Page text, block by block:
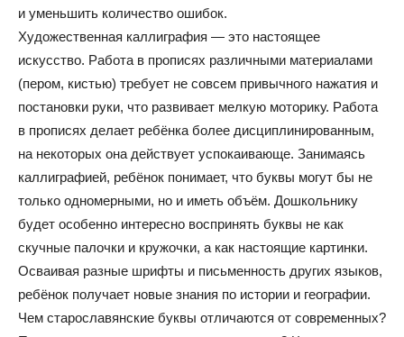
и уменьшить количество ошибок.
Художественная каллиграфия — это настоящее
искусство. Работа в прописях различными материалами
(пером, кистью) требует не совсем привычного нажатия и
постановки руки, что развивает мелкую моторику. Работа
в прописях делает ребёнка более дисциплинированным,
на некоторых она действует успокаивающе. Занимаясь
каллиграфией, ребёнок понимает, что буквы могут бы не
только одномерными, но и иметь объём. Дошкольнику
будет особенно интересно воспринять буквы не как
скучные палочки и кружочки, а как настоящие картинки.
Осваивая разные шрифты и письменность других языков,
ребёнок получает новые знания по истории и географии.
Чем старославянские буквы отличаются от современных?